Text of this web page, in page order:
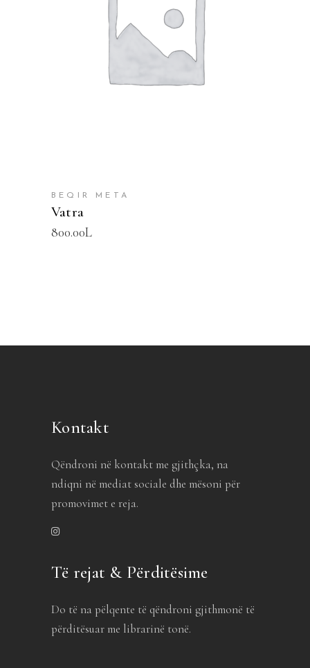
SHTOJE NË SHPORTË
BEQIR META
Vatra
800.00L
Kontakt
Qëndroni në kontakt me gjithçka, na
ndiqni në mediat sociale dhe mësoni për
promovimet e reja.
Të rejat & Përditësime
Do të na pëlqente të qëndroni gjithmonë të
përditësuar me librarinë tonë.